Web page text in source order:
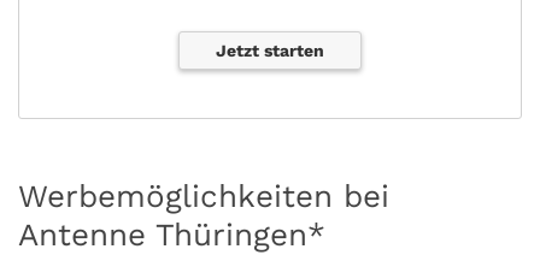
Jetzt starten
Werbemöglichkeiten bei
Antenne Thüringen*